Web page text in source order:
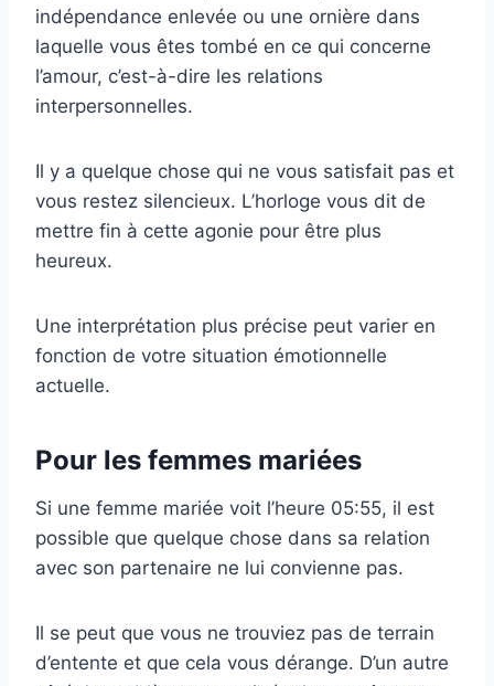
indépendance enlevée ou une ornière dans
laquelle vous êtes tombé en ce qui concerne
l’amour, c’est-à-dire les relations
interpersonnelles.
Il y a quelque chose qui ne vous satisfait pas et
vous restez silencieux. L’horloge vous dit de
mettre fin à cette agonie pour être plus
heureux.
Une interprétation plus précise peut varier en
fonction de votre situation émotionnelle
actuelle.
Pour les femmes mariées
Si une femme mariée voit l’heure 05:55, il est
possible que quelque chose dans sa relation
avec son partenaire ne lui convienne pas.
Il se peut que vous ne trouviez pas de terrain
d’entente et que cela vous dérange. D’un autre